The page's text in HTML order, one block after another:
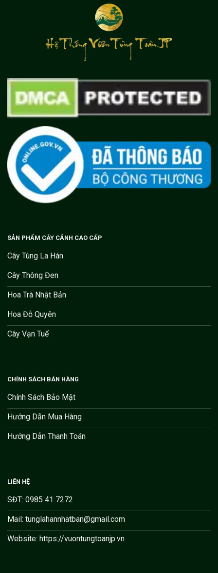
SẢN PHẨM CÂY CẢNH CAO CẤP
Cây Tùng La Hán
Cây Thông Đen
Hoa Trà Nhật Bản
Hoa Đỗ Quyên
Cây Vạn Tuế
CHÍNH SÁCH BÁN HÀNG
Chính Sách Bảo Mật
Hướng Dẫn Mua Hàng
Hướng Dẫn Thanh Toán
LIÊN HỆ
SĐT: 0985 41 7272
Mail: tunglahannhatban@gmail.com
Website: https://vuontungtoanjp.vn